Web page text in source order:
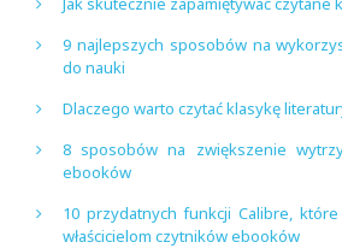
9 najlepszych sposobów na
do nauki
Dlaczego warto czytać klasykę
8 sposobów na zwiększenie
ebooków
10 przydatnych funkcji Calibre, które
właścicielom czytników ebooków